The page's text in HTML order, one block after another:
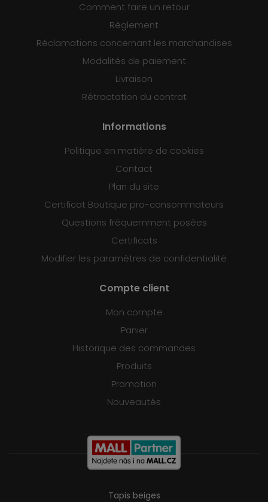
Comment faire un retour
Règlement
Réclamations concernant les marchandises
Modalités de paiement
Livraison
Rétractation du contrat
Informations
Politique en matière de cookies
Contact
Plan du site
Certificat Boutique pro-consommateurs
Questions fréquemment posées
Certificats
Modifier les paramètres de confidentialité
Compte client
Mon compte
Panier
Historique des commandes
Produits
Promotion
Nouveautés
Tapis beiges